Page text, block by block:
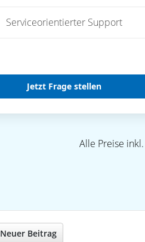
Serviceorientierter Support
Jetzt Frage stellen
Alle Preise
Neuer Beitrag